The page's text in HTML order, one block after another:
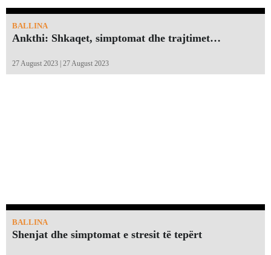
BALLINA
Ankthi: Shkaqet, simptomat dhe trajtimet…
27 August 2023 | 27 August 2023
BALLINA
Shenjat dhe simptomat e stresit të tepërt